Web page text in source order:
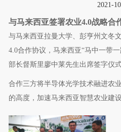
2021-
与马来西亚签署农业4.0战略合
与马来西亚拉曼大学、彭亨州文冬
4.0合作协议，马来西亚“马中一带
部长督斯里廖中莱先生出席签字仪式
合作三方将半导体光学技术融进农
的高度，加速马来西亚智慧农业建设